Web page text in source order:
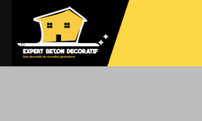
PROJETS